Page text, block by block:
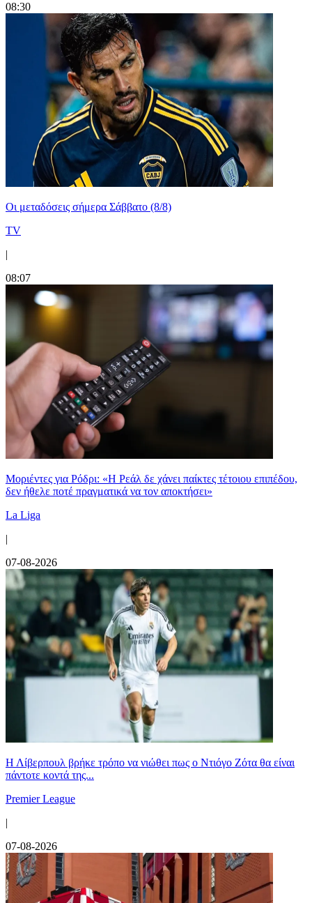
08:30
Οι μεταδόσεις σήμερα Σάββατο (8/8)
TV
|
08:07
Μοριέντες για Ρόδρι: «Η Ρεάλ δε χάνει παίκτες τέτοιου επιπέδου,
δεν ήθελε ποτέ πραγματικά να τον αποκτήσει»
La Liga
|
07-08-2026
Η Λίβερπουλ βρήκε τρόπο να νιώθει πως ο Ντιόγο Ζότα θα είναι
πάντοτε κοντά της...
Premier League
|
07-08-2026